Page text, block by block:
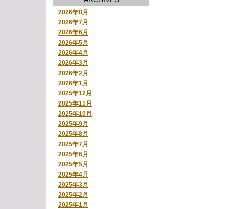
2026年8月
2026年7月
2026年6月
2026年5月
2026年4月
2026年3月
2026年2月
2026年1月
2025年12月
2025年11月
2025年10月
2025年9月
2025年8月
2025年7月
2025年6月
2025年5月
2025年4月
2025年3月
2025年2月
2025年1月